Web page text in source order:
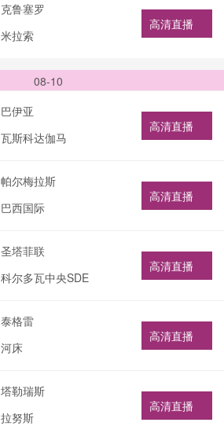
克鲁塞罗
米拉索
高清直播
08-10
巴伊亚
瓦斯科达伽马
高清直播
帕尔梅拉斯
巴西国际
高清直播
圣塔菲联
科尔多瓦中央SDE
高清直播
泰格雷
河床
高清直播
塔勒瑞斯
拉努斯
高清直播